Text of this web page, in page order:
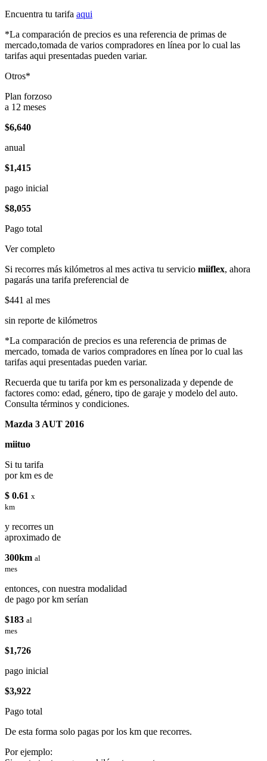
Encuentra tu tarifa aqui
*La comparación de precios es una referencia de primas de
mercado,tomada de varios compradores en línea por lo cual las
tarifas aqui presentadas pueden variar.
Otros*
Plan forzoso
a 12 meses
$6,640
anual
$1,415
pago inicial
$8,055
Pago total
Ver completo
Si recorres más kilómetros al mes activa tu servicio miiflex, ahora
pagarás una tarifa preferencial de
$441 al mes
sin reporte de kilómetros
*La comparación de precios es una referencia de primas de
mercado, tomada de varios compradores en línea por lo cual las
tarifas aqui presentadas pueden variar.
Recuerda que tu tarifa por km es personalizada y depende de
factores como: edad, género, tipo de garaje y modelo del auto.
Consulta términos y condiciones.
Mazda 3 AUT 2016
miituo
Si tu tarifa
por km es de
$ 0.61 x
km
y recorres un
aproximado de
300km al
mes
entonces, con nuestra modalidad
de pago por km serían
$183 al
mes
$1,726
pago inicial
$3,922
Pago total
De esta forma solo pagas por los km que recorres.
Por ejemplo: